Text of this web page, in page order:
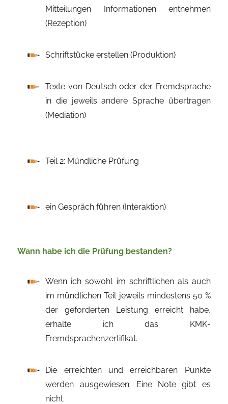
Mitteilungen Informationen entnehmen
(Rezeption)
Schriftstücke erstellen (Produktion)
Texte von Deutsch oder der Fremdsprache
in die jeweils andere Sprache übertragen
(Mediation)
Teil 2: Mündliche Prüfung
ein Gespräch führen (Interaktion)
Wann habe ich die Prüfung bestanden?
Wenn ich sowohl im schriftlichen als auch
im mündlichen Teil jeweils mindestens 50 %
der geforderten Leistung erreicht habe,
erhalte ich das KMK-
Fremdsprachenzertifikat.
Die erreichten und erreichbaren Punkte
werden ausgewiesen. Eine Note gibt es
nicht.